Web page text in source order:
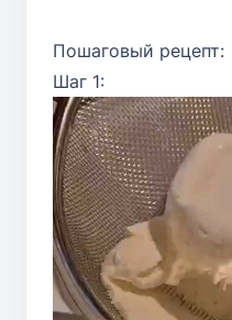
Пошаговый рецепт:
Шаг 1: